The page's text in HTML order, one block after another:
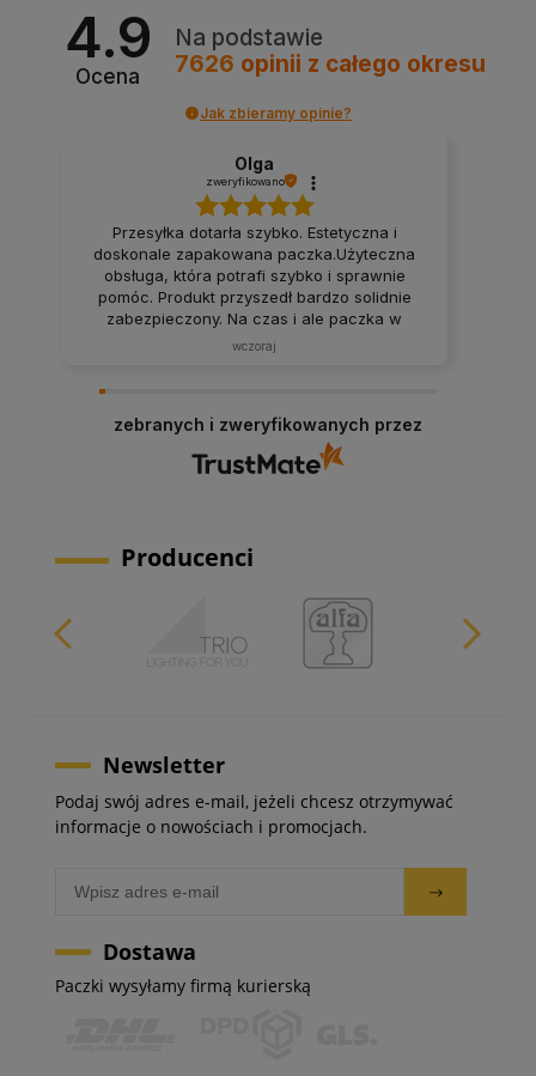
4.9
Ocena
Na podstawie
7626 opinii z całego okresu
Jak zbieramy opinie?
Olga
zweryfikowano
Przesyłka dotarła szybko. Estetyczna i
doskonale zapakowana paczka.Użyteczna
obsługa, która potrafi szybko i sprawnie
pomóc. Produkt przyszedł bardzo solidnie
zabezpieczony. Na czas i ale paczka w
idealnym stanie, czyli podsumowując,
wczoraj
zebranych i zweryfikowanych przez
Producenci
Newsletter
Podaj swój adres e-mail, jeżeli chcesz otrzymywać
informacje o nowościach i promocjach.
Dostawa
Paczki wysyłamy firmą kurierską